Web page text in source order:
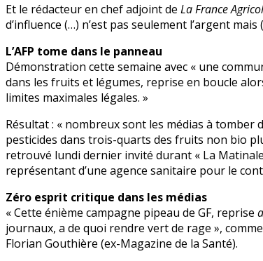
Et le rédacteur en chef adjoint de La France
d’influence (…) n’est pas seulement l’argent
L’AFP tome dans le panneau
Démonstration cette semaine avec « une
dans les fruits et légumes, reprise en boucle
limites maximales légales. »
Résultat : « nombreux sont les médias à tomber
pesticides dans trois-quarts des fruits non bio
retrouvé lundi dernier invité durant « La Matinale
représentant d’une agence sanitaire pour le
Zéro esprit critique dans les médias
« Cette énième campagne pipeau de GF, reprise
journaux, a de quoi rendre vert de rage »,
Florian Gouthière (ex-Magazine de la Santé).